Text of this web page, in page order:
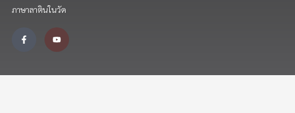
ภาษาลาตินในวัด